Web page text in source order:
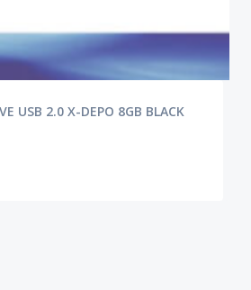
USB 2.0 X-DEPO 8GB BLACK